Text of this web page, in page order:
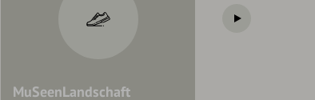
MuSeenLandschaft